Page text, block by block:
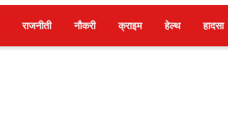
राजनीती नौकरी क्राइम हेल्थ हादसा